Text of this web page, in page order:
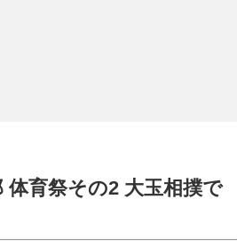
体育祭その2 大玉相撲で